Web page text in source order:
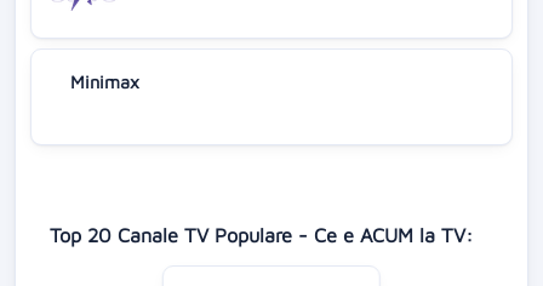
Minimax
Top 20 Canale TV Populare - Ce e ACUM la TV: